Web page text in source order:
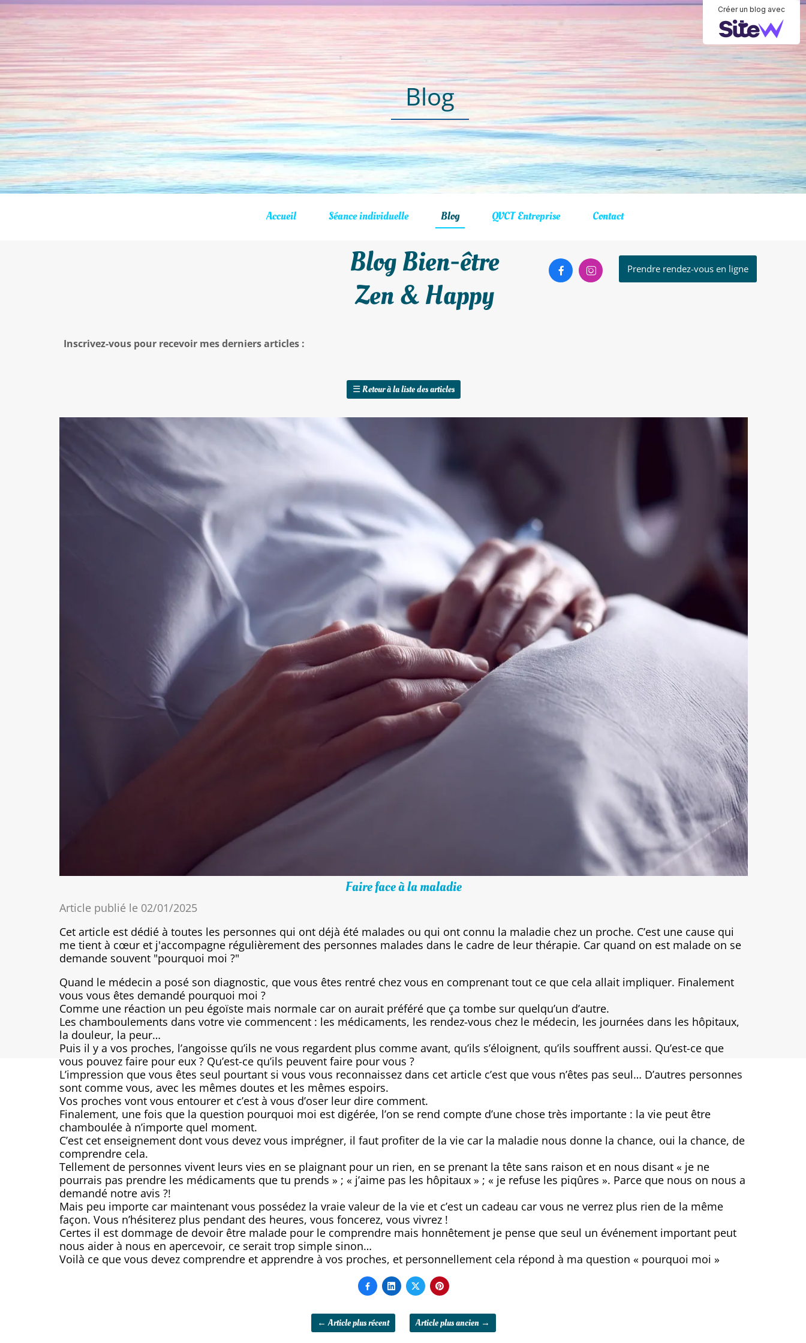
Créer un blog avec
Accueil Séance individuelle Blog QVCT Entreprise Contact
Blog
Blog Bien-être
Zen & Happy
Prendre rendez-vous en ligne
 
Inscrivez-vous pour recevoir mes derniers articles :
☰Retour à la liste des articles
Faire face à la maladie
Article publié le 02/01/2025
Cet article est dédié à toutes les personnes qui ont déjà été malades ou qui ont connu la maladie chez un proche. C’est une cause qui
me tient à cœur et j'accompagne régulièrement des personnes malades dans le cadre de leur thérapie. Car quand on est malade on se
demande souvent "pourquoi moi ?"
Quand le médecin a posé son diagnostic, que vous êtes rentré chez vous en comprenant tout ce que cela allait impliquer. Finalement
vous vous êtes demandé pourquoi moi ?
Comme une réaction un peu égoïste mais normale car on aurait préféré que ça tombe sur quelqu’un d’autre.
Les chamboulements dans votre vie commencent : les médicaments, les rendez-vous chez le médecin, les journées dans les hôpitaux,
la douleur, la peur…
Puis il y a vos proches, l’angoisse qu’ils ne vous regardent plus comme avant, qu’ils s’éloignent, qu’ils souffrent aussi. Qu’est-ce que
vous pouvez faire pour eux ? Qu’est-ce qu’ils peuvent faire pour vous ?
L’impression que vous êtes seul pourtant si vous vous reconnaissez dans cet article c’est que vous n’êtes pas seul… D’autres personnes
sont comme vous, avec les mêmes doutes et les mêmes espoirs.
Vos proches vont vous entourer et c’est à vous d’oser leur dire comment.
Finalement, une fois que la question pourquoi moi est digérée, l’on se rend compte d’une chose très importante : la vie peut être
chamboulée à n’importe quel moment.
C’est cet enseignement dont vous devez vous imprégner, il faut profiter de la vie car la maladie nous donne la chance, oui la chance, de
comprendre cela.
Tellement de personnes vivent leurs vies en se plaignant pour un rien, en se prenant la tête sans raison et en nous disant « je ne
pourrais pas prendre les médicaments que tu prends » ; « j’aime pas les hôpitaux » ; « je refuse les piqûres ». Parce que nous on nous a
demandé notre avis ?!
Mais peu importe car maintenant vous possédez la vraie valeur de la vie et c’est un cadeau car vous ne verrez plus rien de la même
façon. Vous n’hésiterez plus pendant des heures, vous foncerez, vous vivrez !
Certes il est dommage de devoir être malade pour le comprendre mais honnêtement je pense que seul un événement important peut
nous aider à nous en apercevoir, ce serait trop simple sinon…
Voilà ce que vous devez comprendre et apprendre à vos proches, et personnellement cela répond à ma question « pourquoi moi »
   
←Article plus récent Article plus ancien →